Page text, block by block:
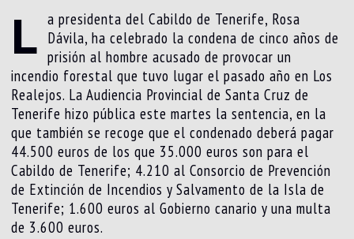
L a presidenta del Cabildo de Tenerife, Rosa
Dávila, ha celebrado la condena de cinco años de
prisión al hombre acusado de provocar un
incendio forestal que tuvo lugar el pasado año en Los
Realejos. La Audiencia Provincial de Santa Cruz de
Tenerife hizo pública este martes la sentencia, en la
que también se recoge que el condenado deberá pagar
44.500 euros de los que 35.000 euros son para el
Cabildo de Tenerife; 4.210 al Consorcio de Prevención
de Extinción de Incendios y Salvamento de la Isla de
Tenerife; 1.600 euros al Gobierno canario y una multa
de 3.600 euros.